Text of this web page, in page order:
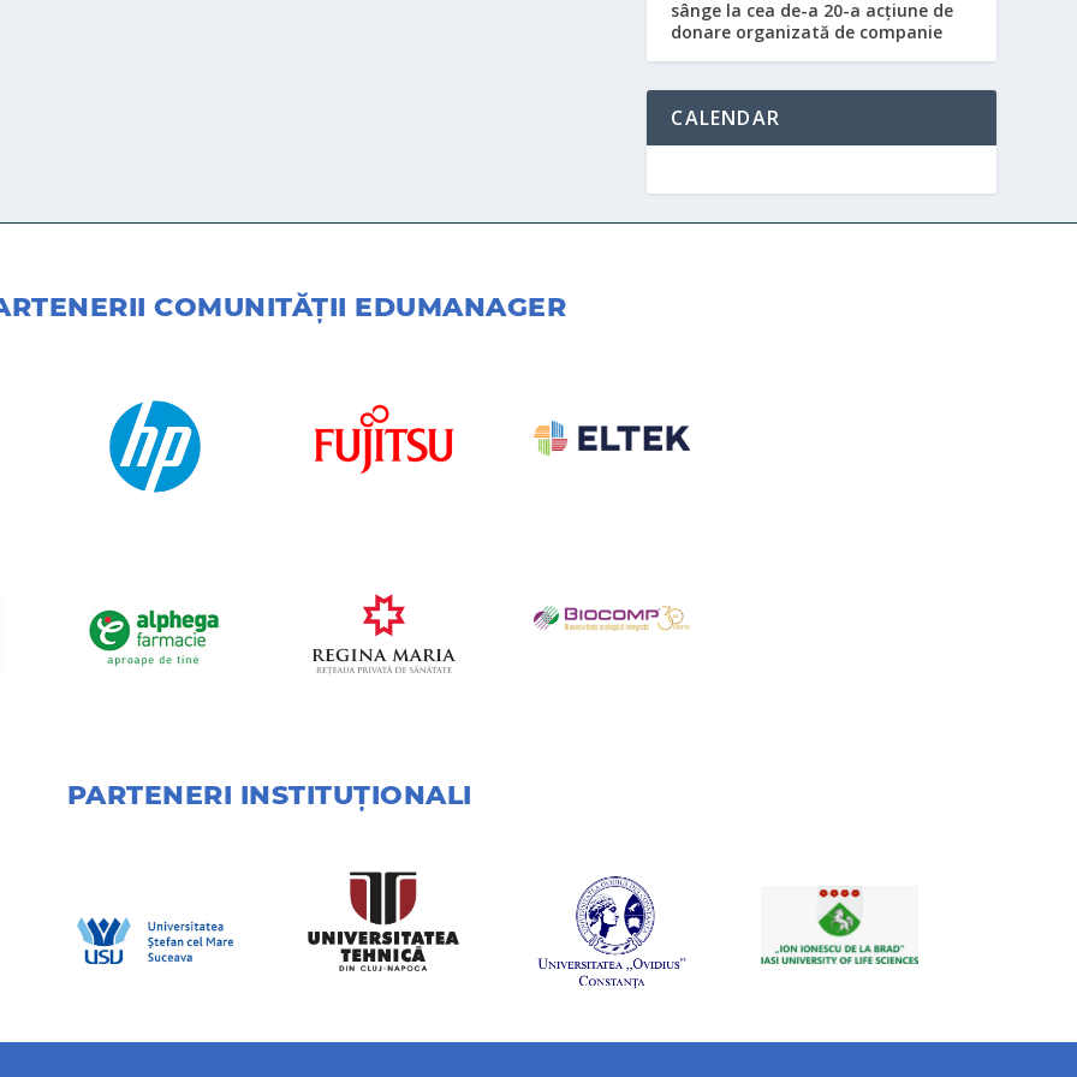
sânge la cea de-a 20-a acțiune de
donare organizată de companie
CALENDAR
COMUNITĂŢII EDUMANAGER
PARTENERI INSTITUȚIONALI